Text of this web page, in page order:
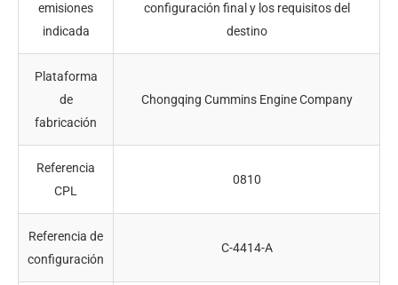
emisiones
indicada
configuración final y los requisitos del
destino
Plataforma
de
fabricación
Chongqing Cummins Engine Company
Referencia
CPL
0810
Referencia de
configuración
C-4414-A